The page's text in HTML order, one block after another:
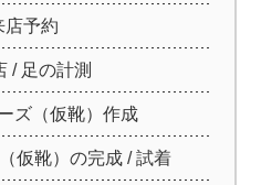
店予約
/ 足の計測
ズ（仮靴）作成
仮靴）の完成 / 試着